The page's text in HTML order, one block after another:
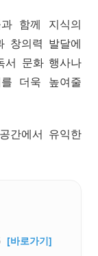
함께 지식의
창의력 발달에
서 문화 행사나
더욱 높여줄
간에서 유익한
[바로가기]